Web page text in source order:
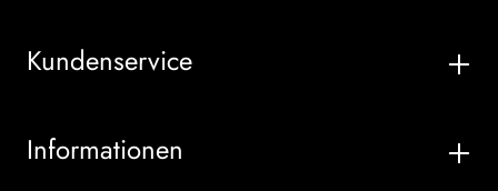
Kundenservice
Informationen